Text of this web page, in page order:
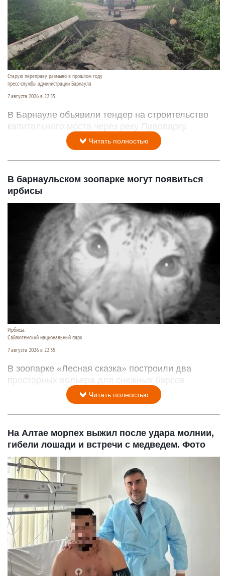
Старую переправу размыло в прошлом году
пресс-службы администрации Барнаула
7 августа 2026 в 22:55
В Барнауле объявили тендер на строительство
капитального моста через реку Пивоварку.
Читать полностью
В барнаульском зоопарке могут появиться
ирбисы
Ирбисы.
Сайлюгемский национальный парк
7 августа 2026 в 22:35
В зоопарке «Лесная сказка» построили два
просторных вольера для снежных барсов.
Читать полностью
На Алтае морпех выжил после удара молнии,
гибели лошади и встречи с медведем. Фото